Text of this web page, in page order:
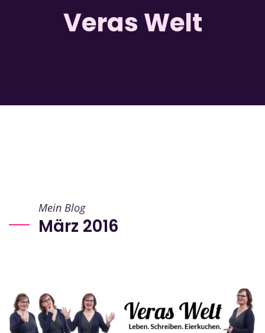
Veras Welt
Mein Blog
März 2016